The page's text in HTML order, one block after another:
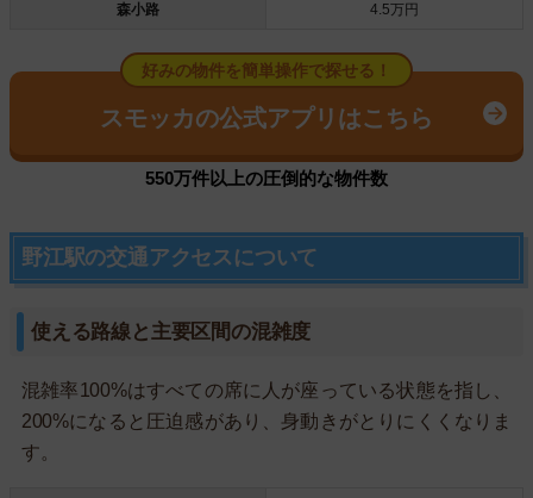
森小路 4.5万円
好みの物件を簡単操作で探せる！
スモッカの公式アプリはこちら
550万件以上の圧倒的な物件数
野江駅の交通アクセスについて
使える路線と主要区間の混雑度
混雑率100%はすべての席に人が座っている状態を指し、
200%になると圧迫感があり、身動きがとりにくくなりま
す。